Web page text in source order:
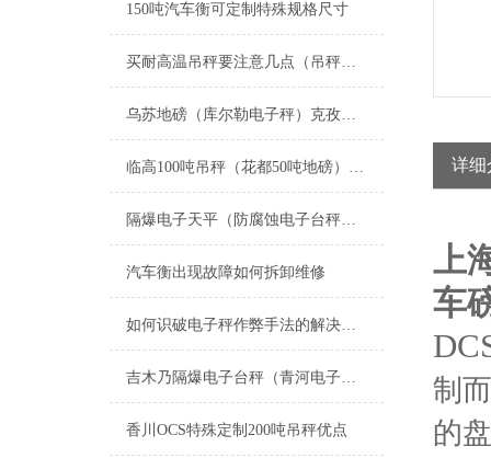
150吨汽车衡可定制特殊规格尺寸
买耐高温吊秤要注意几点（吊秤哪家好）
乌苏地磅（库尔勒电子秤）克孜勒苏柯尔汽车衡）焉耆防爆秤维修
临高100吨吊秤（花都50吨地磅）青冈汽车衡）斗门120T汽车衡维修
隔爆电子天平（防腐蚀电子台秤）不锈钢电子桌秤维修
汽车衡出现故障如何拆卸维修
如何识破电子秤作弊手法的解决方案
吉木乃隔爆电子台秤（青河电子防爆磅秤）若羌防腐蚀钢瓶秤维修
香川OCS特殊定制200吨吊秤优点
详细
上
车
制
的